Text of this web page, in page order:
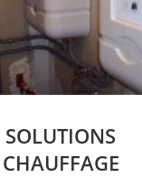
SOLUTIONS
CHAUFFAGE